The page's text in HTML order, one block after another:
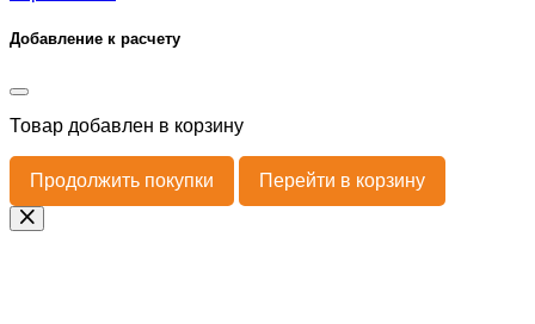
Добавление к расчету
Товар добавлен в корзину
Продолжить покупки Перейти в корзину